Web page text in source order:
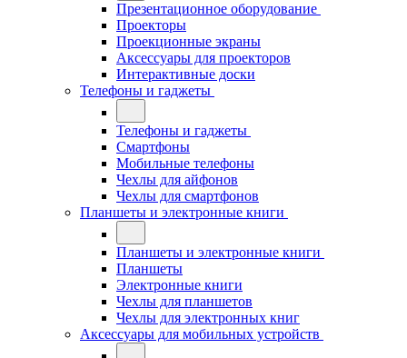
Презентационное оборудование
Проекторы
Проекционные экраны
Аксессуары для проекторов
Интерактивные доски
Телефоны и гаджеты
Телефоны и гаджеты
Смартфоны
Мобильные телефоны
Чехлы для айфонов
Чехлы для смартфонов
Планшеты и электронные книги
Планшеты и электронные книги
Планшеты
Электронные книги
Чехлы для планшетов
Чехлы для электронных книг
Аксессуары для мобильных устройств